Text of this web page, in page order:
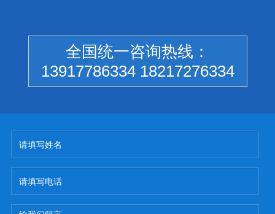
全国统一咨询热线：
13917786334 18217276334